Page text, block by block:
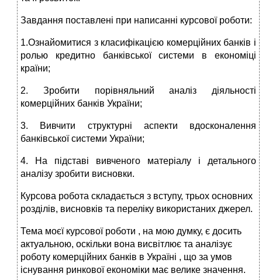
Завдання поставлені при написанні курсової роботи:
1.Ознайомитися з класифікацією комерційних банків і
ролью кредитно банківської системи в економіці
країни;
2. Зробити порівняльний аналіз діяльності
комерційних банків України;
3. Вивчити структурні аспекти вдосконалення
банківської системи України;
4. На підставі вивченого матеріалу і детального
аналізу зробити висновки.
Курсова робота складається з вступу, трьох основних
розділів, висновків та переліку використаних джерел.
Тема моєї курсової роботи , на мою думку, є досить
актуальною, оскільки вона висвітлює та аналізує
роботу комерційних банків в Україні , що за умов
існування ринкової економіки має велике значення.